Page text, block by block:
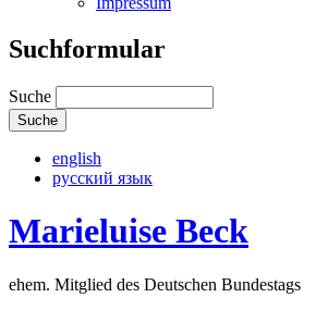
Suchformular
Suche
english
русский язык
Marieluise Beck
ehem. Mitglied des Deutschen Bundestags